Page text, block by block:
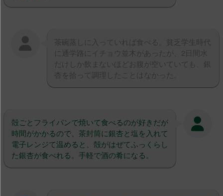
茶碗蒸しに入っていれば食べる。貧乏学生時代
に通学路にイチョウ並木があったが、2日間水
だけしか飲まないほどお腹が空いていても、銀
杏を拾って調理したことはなかった。
殻ごとフライパンで焼いて食べるのが好きだが
時間がかかるので、茶封筒に銀杏と塩を入れて
電子レンジて温めると、殻がはぜてふっくらし
た銀杏が食べれる。手軽で酒の肴になる。